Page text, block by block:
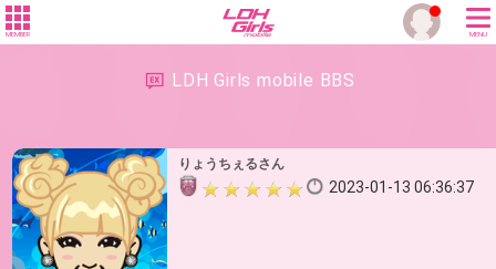
MEMBER MENU
LDH Girls mobile BBS
りょうちぇるさん
2023-01-13 06:36:37